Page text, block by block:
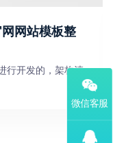
网站模板整
行开发的，架构清